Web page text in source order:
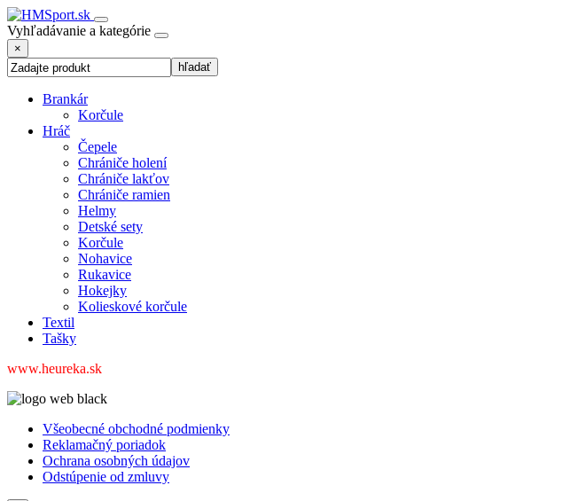
Vyhľadávanie a kategórie
×
Brankár
Korčule
Hráč
Čepele
Chrániče holení
Chrániče lakťov
Chrániče ramien
Helmy
Detské sety
Korčule
Nohavice
Rukavice
Hokejky
Kolieskové korčule
Textil
Tašky
www.heureka.sk
Všeobecné obchodné podmienky
Reklamačný poriadok
Ochrana osobných údajov
Odstúpenie od zmluvy